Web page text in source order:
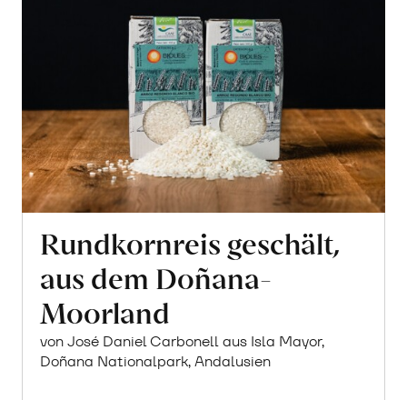
Rundkornreis geschält,
aus dem Doñana-
Moorland
von José Daniel Carbonell aus Isla Mayor,
Doñana Nationalpark, Andalusien